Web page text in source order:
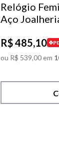
Relógio
Aço
R$485,10
ou R$ 539,00em